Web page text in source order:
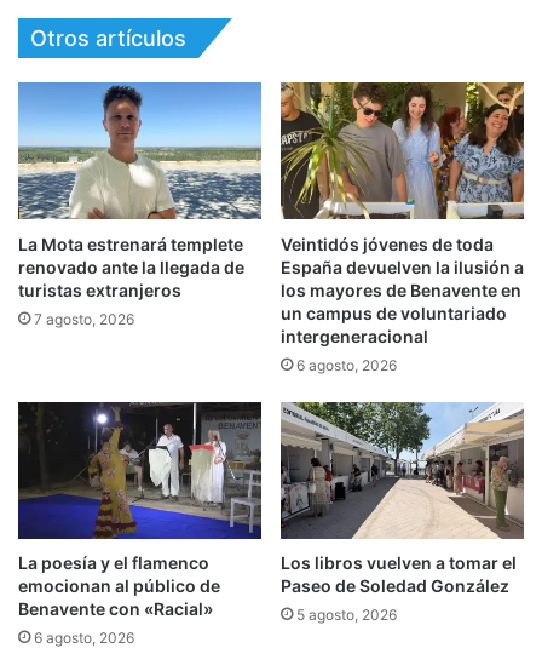
Otros artículos
La Mota estrenará templete
renovado ante la llegada de
turistas extranjeros
7 agosto, 2026
Veintidós jóvenes de toda
España devuelven la ilusión a
los mayores de Benavente en
un campus de voluntariado
intergeneracional
6 agosto, 2026
La poesía y el flamenco
emocionan al público de
Benavente con «Racial»
6 agosto, 2026
Los libros vuelven a tomar el
Paseo de Soledad González
5 agosto, 2026